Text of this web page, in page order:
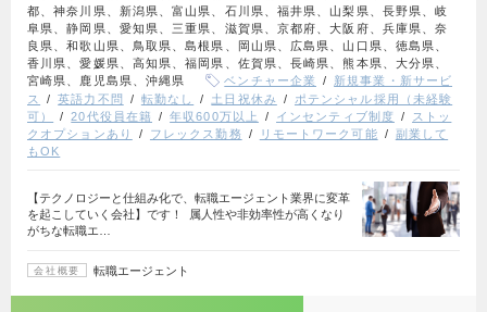
都、神奈川県、新潟県、富山県、石川県、福井県、山梨県、長野県、岐
阜県、静岡県、愛知県、三重県、滋賀県、京都府、大阪府、兵庫県、奈
良県、和歌山県、鳥取県、島根県、岡山県、広島県、山口県、徳島県、
香川県、愛媛県、高知県、福岡県、佐賀県、長崎県、熊本県、大分県、
宮崎県、鹿児島県、沖縄県
ベンチャー企業
新規事業・新サービ
ス
英語力不問 転勤なし 土日祝休み
ポテンシャル採用（未経験
可）
20代役員在籍 年収600万以上 インセンティブ制度
ストッ
クオプションあり
フレックス勤務 リモートワーク可能
副業して
もOK
【テクノロジーと仕組み化で、転職エージェント業界に変革
を起こしていく会社】です！ 属人性や非効率性が高くなり
がちな転職エ…
会社概要 転職エージェント